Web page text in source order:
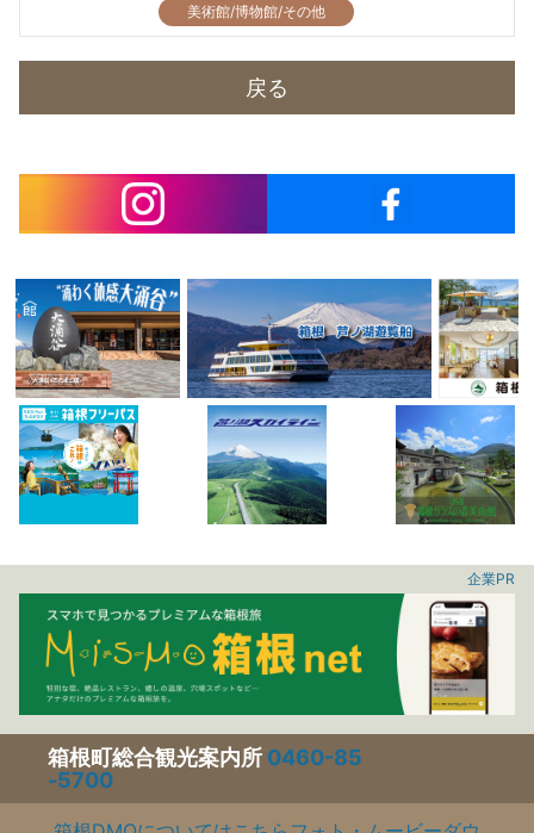
美術館/博物館/その他
戻る
企業PR
箱根町総合観光案内所 0460-85
-5700